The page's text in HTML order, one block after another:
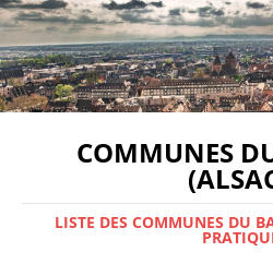
COMMUNES
LISTE DES COMMUNES DU